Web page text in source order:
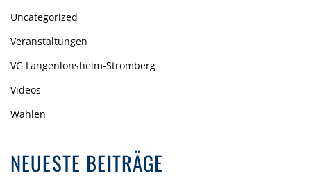
Uncategorized
Veranstaltungen
VG Langenlonsheim-Stromberg
Videos
Wahlen
NEUESTE BEITRÄGE